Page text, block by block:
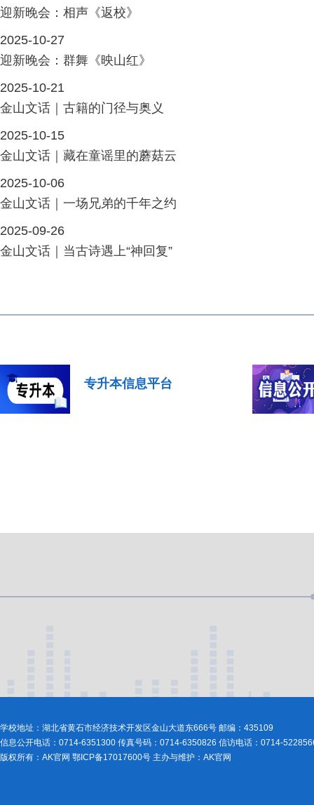
迎新晚会：相声《返校》
2025-10-27
迎新晚会：群舞《映山红》
2025-10-21
金山文话｜古籍的门径与奥义
2025-10-15
金山文话｜藏在童谣里的蘑菇云
2025-10-06
金山文话｜一场兄弟的千年之约
2025-09-26
金山文话｜当古诗遇上“神回复”
专升本信息平台
学校地址：湖北省黄石市经济技术开发区金山大道东666号 邮编：435109
信息公开电话：0714-6351300 传真号码：0714-6350826 信访电话：0714-
版权所有：AK官网 鄂ICP备17017600号 主办与维护：AK官网